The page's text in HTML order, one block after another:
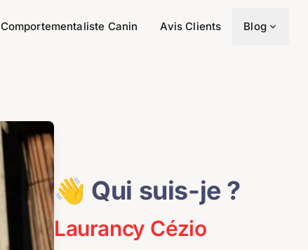
Comportementaliste Canin Avis Clients Blog
👋 Qui suis-je ?
Laurancy Cézio